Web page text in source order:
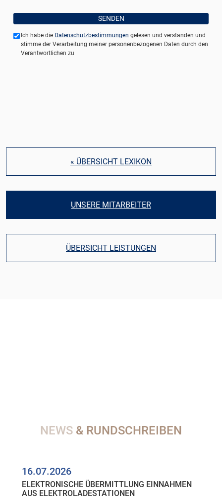
Ich habe die Datenschutzbestimmungen gelesen und verstanden und
stimme der Verarbeitung meiner personenbezogenen Daten durch den
Verantwortlichen zu
« ÜBERSICHT LEXIKON
UNSERE MITARBEITER
ÜBERSICHT LEISTUNGEN
NEWS & RUNDSCHREIBEN
16.07.2026
ELEKTRONISCHE ÜBERMITTLUNG EINNAHMEN
AUS ELEKTROLADESTATIONEN